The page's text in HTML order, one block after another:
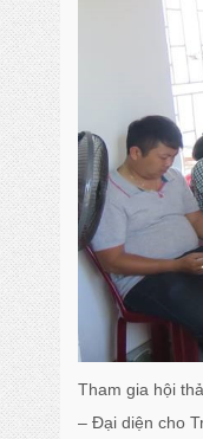
Tham gia hội
– Đại diện cho